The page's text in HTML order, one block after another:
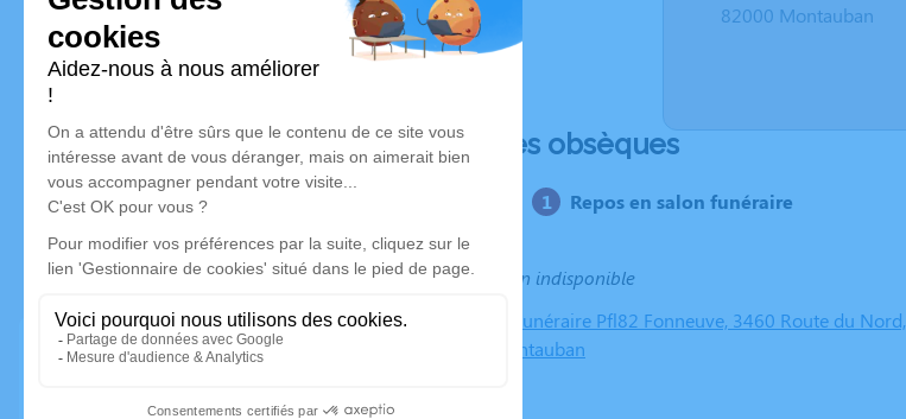
82000 Montauban
Déroulé des obsèques
Repos en salon funéraire
Information indisponible
Chambre Funéraire Pfl82 Fonneuve, 3460 Route du Nord,
82000 Montauban